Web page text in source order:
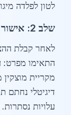
לטון לפלדה מיגונת.
שלב 2: אישור ההצעה ובחירת מפרט טכני
לאחר קבלת
עלויות נסתרות. לוח